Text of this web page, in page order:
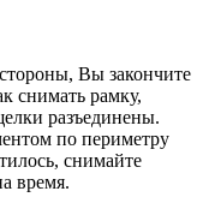
Вы закончите
снимать рамку,
разъединены.
по периметру
снимайте
время.